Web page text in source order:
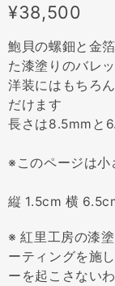
¥38,500
鮑貝の螺鈿と金
た漆塗りのバレッ
洋装にはもちろ
だけます
長さは8.5mmと
※このページは
縦 1.5cm 横
※ 紅里工房の漆
ーティングを施
ーを起こさない